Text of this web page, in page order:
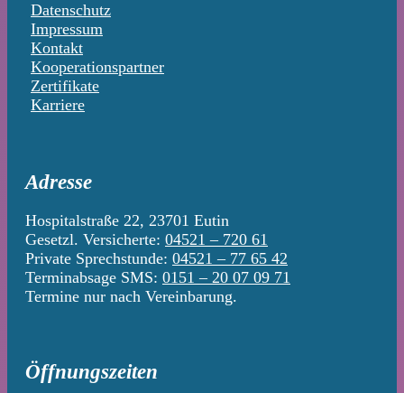
Datenschutz
Impressum
Kontakt
Kooperationspartner
Zertifikate
Karriere
Adresse
Hospitalstraße 22, 23701 Eutin
Gesetzl. Versicherte: 04521 – 720 61
Private Sprechstunde: 04521 – 77 65 42
Terminabsage SMS: 0151 – 20 07 09 71
Termine nur nach Vereinbarung.
Öffnungszeiten